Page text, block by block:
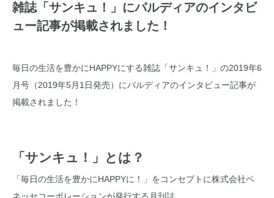
雑誌「サンキュ！」にパルディアのインタビ
ュー記事が掲載されました！
毎日の生活を豊かにHAPPYにする雑誌「サンキュ！」の2019年6
月号（2019年5月1日発売）にパルディアのインタビュー記事が
掲載されました！
「サンキュ！」とは？
「毎日の生活を豊かにHAPPYに！」をコンセプトに株式会社ベ